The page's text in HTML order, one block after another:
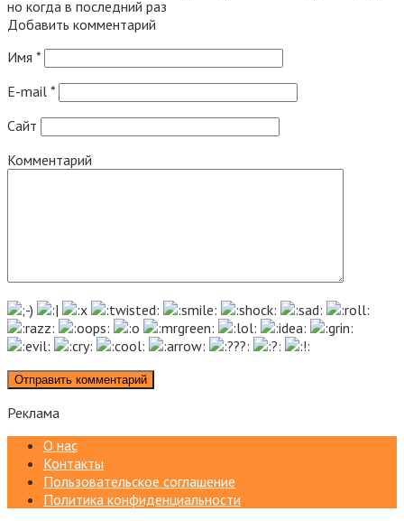
но когда в последний раз
Добавить комментарий
Имя *
E-mail *
Сайт
Комментарий
Реклама
О нас
Контакты
Пользовательское соглашение
Политика конфиденциальности